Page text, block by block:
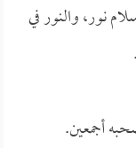
نور، والنور في
أجمعين.